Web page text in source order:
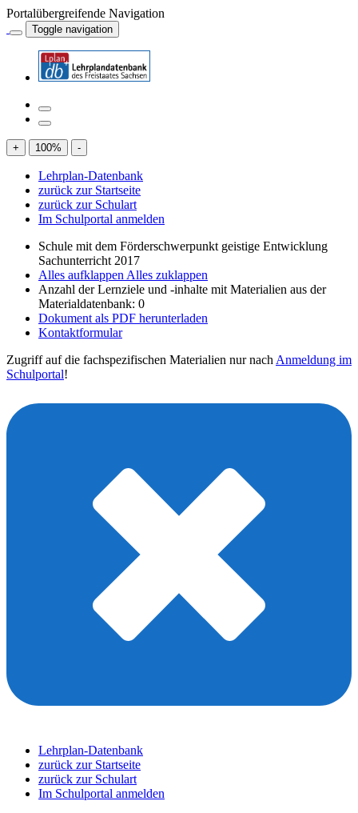
Portalübergreifende Navigation
Toggle navigation
+ 100% -
Lehrplan-Datenbank
zurück zur Startseite
zurück zur Schulart
Im Schulportal anmelden
Schule mit dem Förderschwerpunkt geistige Entwicklung
Sachunterricht 2017
Alles aufklappen Alles zuklappen
Anzahl der Lernziele und -inhalte mit Materialien aus der
Materialdatenbank: 0
Dokument als PDF herunterladen
Kontaktformular
Zugriff auf die fachspezifischen Materialien nur nach Anmeldung im
Schulportal!
Lehrplan-Datenbank
zurück zur Startseite
zurück zur Schulart
Im Schulportal anmelden